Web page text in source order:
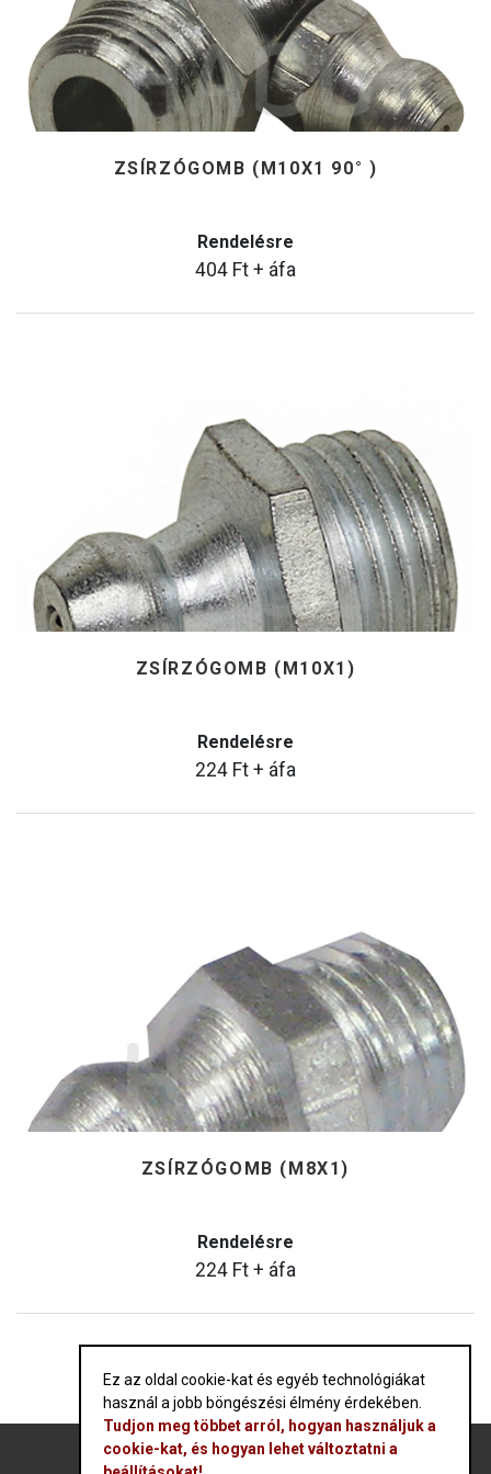
ZSÍRZÓGOMB (M10X1 90° )
Rendelésre
404 Ft + áfa
ZSÍRZÓGOMB (M10X1)
Rendelésre
224 Ft + áfa
ZSÍRZÓGOMB (M8X1)
Rendelésre
224 Ft + áfa
Ez az oldal cookie-kat és egyéb technológiákat
használ a jobb böngészési élmény érdekében.
Tudjon meg többet arról, hogyan használjuk a
cookie-kat, és hogyan lehet változtatni a